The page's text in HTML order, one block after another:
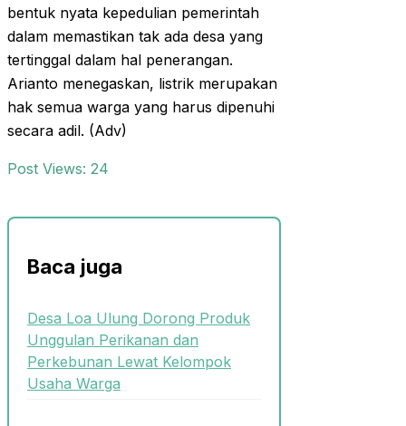
bentuk nyata kepedulian pemerintah
dalam memastikan tak ada desa yang
tertinggal dalam hal penerangan.
Arianto menegaskan, listrik merupakan
hak semua warga yang harus dipenuhi
secara adil. (Adv)
Post Views: 24
Baca juga
Desa Loa Ulung Dorong Produk
Unggulan Perikanan dan
Perkebunan Lewat Kelompok
Usaha Warga